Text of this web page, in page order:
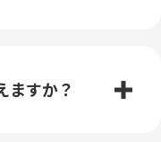
ますか？